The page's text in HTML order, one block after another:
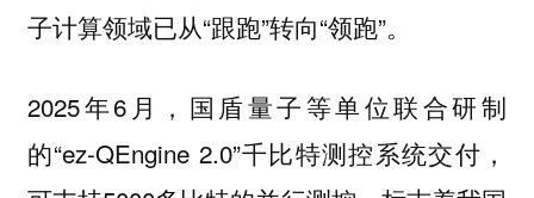
子计算领域已从“跟跑”转向“领跑”。
2025年6月，国盾量子等单位联合研制
的“ez-QEngine 2.0”千比特测控系统交付，